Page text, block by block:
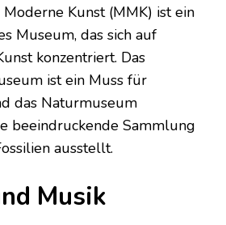
Kunst (MMK) ist ein
Museum, das sich auf
konzentriert. Das
ist ein Muss für
das Naturmuseum
beeindruckende Sammlung
ausstellt.
Musik